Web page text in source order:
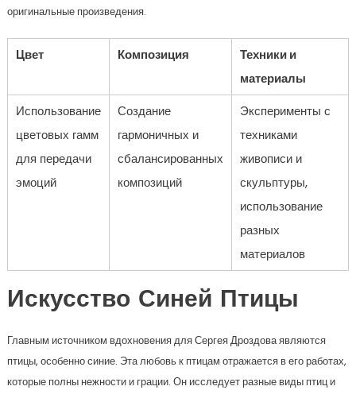
оригинальные произведения.
Цвет Композиция
Техники и
материалы
Использование
цветовых гамм
для передачи
эмоций
Создание
гармоничных и
сбалансированных
композиций
Эксперименты с
техниками
живописи и
скульптуры,
использование
разных
материалов
Искусство Синей Птицы
Главным источником вдохновения для Сергея Дроздова являются
птицы, особенно синие. Эта любовь к птицам отражается в его работах,
которые полны нежности и грации. Он исследует разные виды птиц и